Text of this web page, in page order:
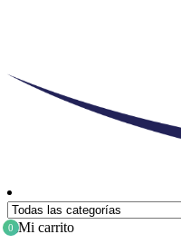
0 Mi carrito